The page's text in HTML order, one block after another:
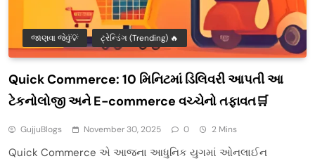
જાણવા જેવું💡 ટ્રેન્ડિંગ (Trending) 🔥
Quick Commerce: 10 મિનિટમાં ડિલિવરી આપતી આ
ટેકનોલોજી અને E-commerce વચ્ચેનો તફાવત🛒
GujjuBlogs November 30, 2025 0 2 Mins
Quick Commerce એ આજના આધુનિક યુગમાં ઓનલાઈન